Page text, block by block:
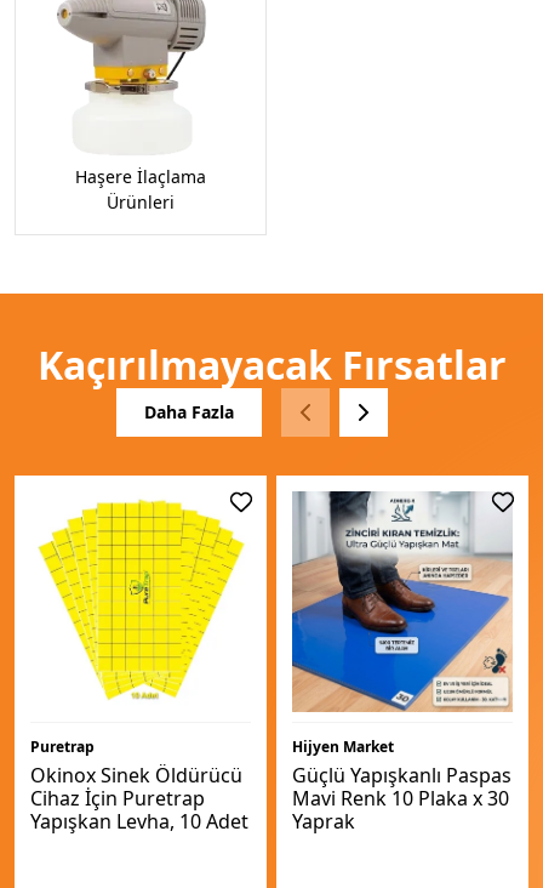
Haşere İlaçlama
Ürünleri
Kaçırılmayacak Fırsatlar
Daha Fazla
Puretrap
Okinox Sinek Öldürücü
Cihaz İçin Puretrap
Yapışkan Levha, 10 Adet
Hijyen Market
Güçlü Yapışkanlı Paspas
Mavi Renk 10 Plaka x 30
Yaprak